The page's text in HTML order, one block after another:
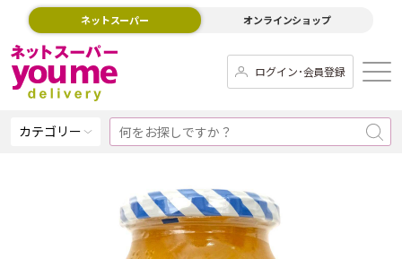
ネットスーパー オンラインショップ
ログイン･会員登録
カテゴリー